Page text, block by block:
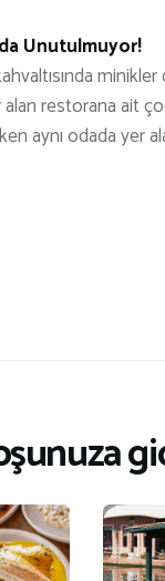
Unutulmuyor!
alan restorana ait
aynı odada yer